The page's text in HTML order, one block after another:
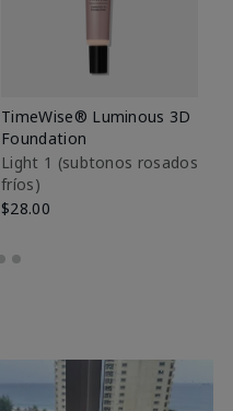
TimeWise® Luminous 3D
Foundation
Light 1​ (subtonos rosados
fríos)
$28.00